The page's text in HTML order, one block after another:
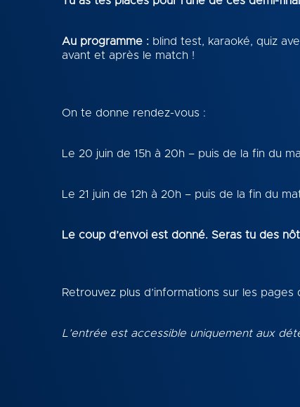
Au programme : blind test, karaoké, quiz
avant et après le match !
On te donne rendez-vous :
Le 20 juin de 15h à 20h – puis de la fin du
Le 21 juin de 12h à 20h – puis de la fin du
Le coup d’envoi est donné. Seras tu des
Retrouvez plus d’informations sur les pages
L’entrée est accessible uniquement aux